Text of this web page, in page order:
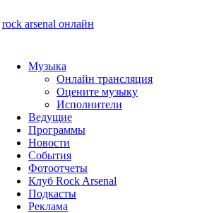
rock arsenal онлайн
Музыка
Онлайн трансляция
Оцените музыку
Исполнители
Ведущие
Программы
Новости
События
Фотоотчеты
Клуб Rock Arsenal
Подкасты
Реклама